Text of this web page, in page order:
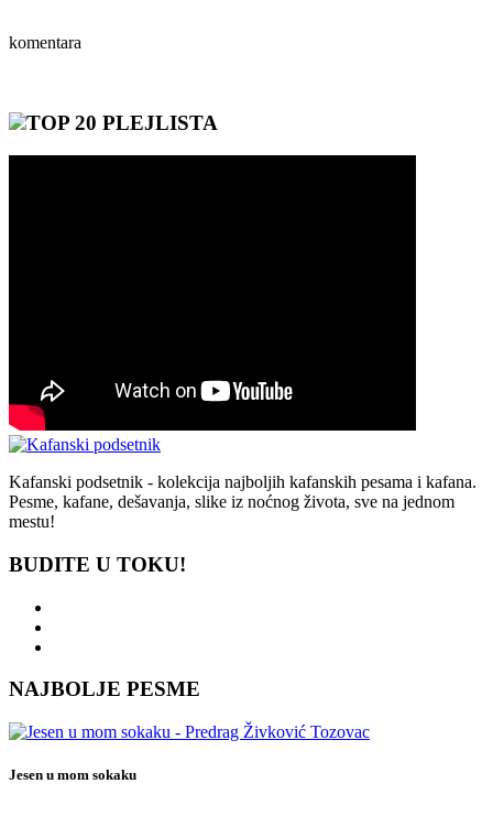
komentara
TOP 20 PLEJLISTA
Kafanski podsetnik - kolekcija najboljih kafanskih pesama i kafana.
Pesme, kafane, dešavanja, slike iz noćnog života, sve na jednom
mestu!
BUDITE U TOKU!
NAJBOLJE PESME
Jesen u mom sokaku